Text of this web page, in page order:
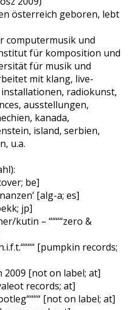
österreich geboren, lebt
computermusik und
für komposition und
für musik und
mit klang, live-
radiokunst,
ausstellungen,
kanada,
island, serbien,
u.a.
be]
[alg-a; es]
jp]
kutin – ““““zero &
[pumpkin records;
2009 [not on label; at]
records; at]
[not on label; at]